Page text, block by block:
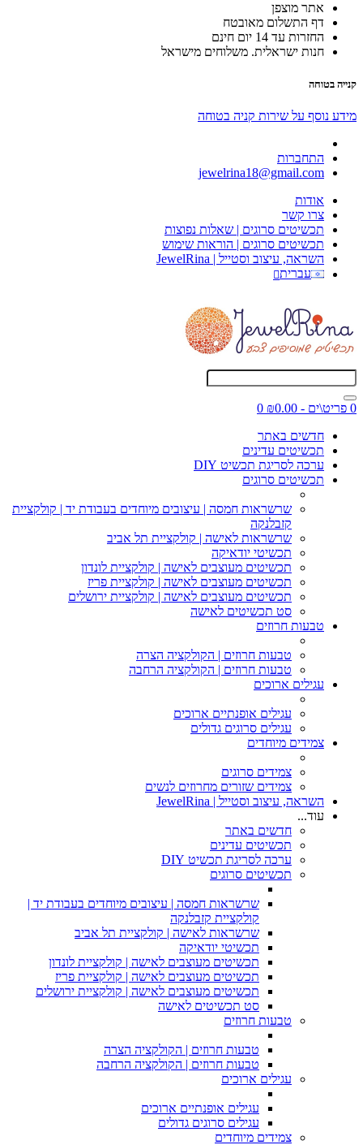
אתר מוצפן
דף התשלום מאובטח
החזרות עד 14 יום חינם
חנות ישראלית. משלוחים מישראל
קנייה בטוחה
מידע נוסף על שירות קניה בטוחה
התחברות
jewelrina18@gmail.com
אודות
צרו קשר
תכשיטים סרוגים | שאלות נפוצות
תכשיטים סרוגים | הוראות שימוש
השראה, עיצוב וסטייל | JewelRina
עברית
0 פריט\ים - ₪0.00
0
חדשים באתר
תכשיטים עדינים
ערכה לסריגת תכשיט DIY
תכשיטים סרוגים
שרשראות חמסה | עיצובים מיוחדים בעבודת יד | קולקציית
קזבלנקה
שרשראות לאישה | קולקציית תל אביב
תכשיטי יודאיקה
תכשיטים מעוצבים לאישה | קולקציית לונדון
תכשיטים מעוצבים לאישה | קולקציית פריז
תכשיטים מעוצבים לאישה | קולקציית ירושלים
סט תכשיטים לאישה
טבעות חרוזים
טבעות חרוזים | הקולקציה הצרה
טבעות חרוזים | הקולקציה הרחבה
עגילים ארוכים
עגילים אופנתיים ארוכים
עגילים סרוגים גדולים
צמידים מיוחדים
צמידים סרוגים
צמידים שזורים מחרוזים לנשים
השראה, עיצוב וסטייל | JewelRina
עוד...
חדשים באתר
תכשיטים עדינים
ערכה לסריגת תכשיט DIY
תכשיטים סרוגים
שרשראות חמסה | עיצובים מיוחדים בעבודת יד |
קולקציית קזבלנקה
שרשראות לאישה | קולקציית תל אביב
תכשיטי יודאיקה
תכשיטים מעוצבים לאישה | קולקציית לונדון
תכשיטים מעוצבים לאישה | קולקציית פריז
תכשיטים מעוצבים לאישה | קולקציית ירושלים
סט תכשיטים לאישה
טבעות חרוזים
טבעות חרוזים | הקולקציה הצרה
טבעות חרוזים | הקולקציה הרחבה
עגילים ארוכים
עגילים אופנתיים ארוכים
עגילים סרוגים גדולים
צמידים מיוחדים